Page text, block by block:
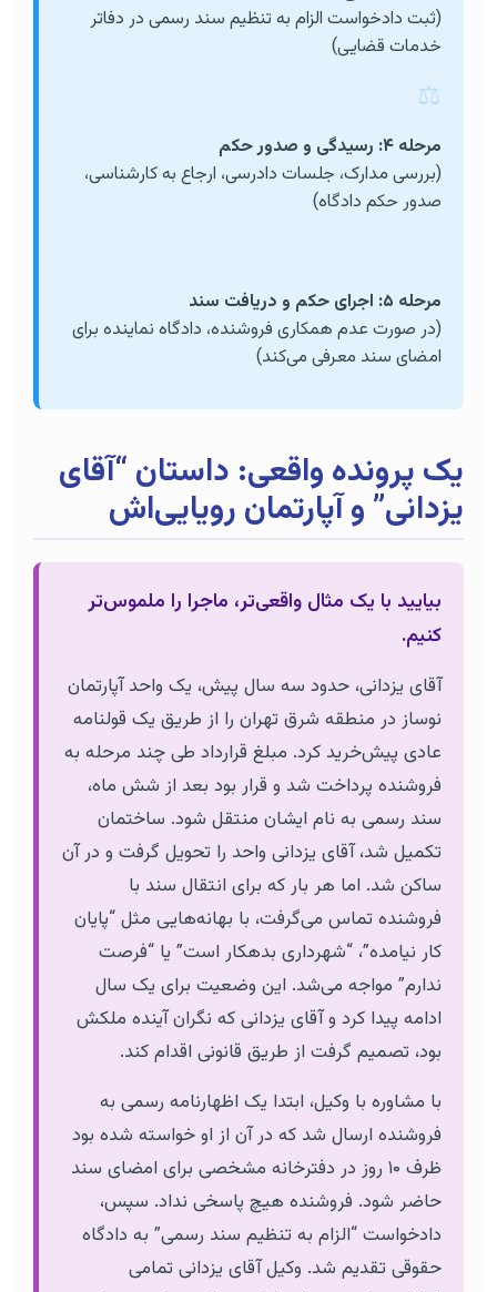
(ثبت دادخواست الزام به تنظیم سند رسمی در دفاتر
خدمات قضایی)
⚖️
مرحله ۴: رسیدگی و صدور حکم
(بررسی مدارک، جلسات دادرسی، ارجاع به کارشناسی،
صدور حکم دادگاه)
مرحله ۵: اجرای حکم و دریافت سند
(در صورت عدم همکاری فروشنده، دادگاه نماینده برای
امضای سند معرفی می‌کند)
یک پرونده واقعی: داستان “آقای
یزدانی” و آپارتمان رویایی‌اش
بیایید با یک مثال واقعی‌تر، ماجرا را ملموس‌تر
کنیم.
آقای یزدانی، حدود سه سال پیش، یک واحد آپارتمان
نوساز در منطقه شرق تهران را از طریق یک قولنامه
عادی پیش‌خرید کرد. مبلغ قرارداد طی چند مرحله به
فروشنده پرداخت شد و قرار بود بعد از شش ماه،
سند رسمی به نام ایشان منتقل شود. ساختمان
تکمیل شد، آقای یزدانی واحد را تحویل گرفت و در آن
ساکن شد. اما هر بار که برای انتقال سند با
فروشنده تماس می‌گرفت، با بهانه‌هایی مثل “پایان
کار نیامده”، “شهرداری بدهکار است” یا “فرصت
ندارم” مواجه می‌شد. این وضعیت برای یک سال
ادامه پیدا کرد و آقای یزدانی که نگران آینده ملکش
بود، تصمیم گرفت از طریق قانونی اقدام کند.
با مشاوره با وکیل، ابتدا یک اظهارنامه رسمی به
فروشنده ارسال شد که در آن از او خواسته شده بود
ظرف ۱۰ روز در دفترخانه مشخصی برای امضای سند
حاضر شود. فروشنده هیچ پاسخی نداد. سپس،
دادخواست “الزام به تنظیم سند رسمی” به دادگاه
حقوقی تقدیم شد. وکیل آقای یزدانی تمامی